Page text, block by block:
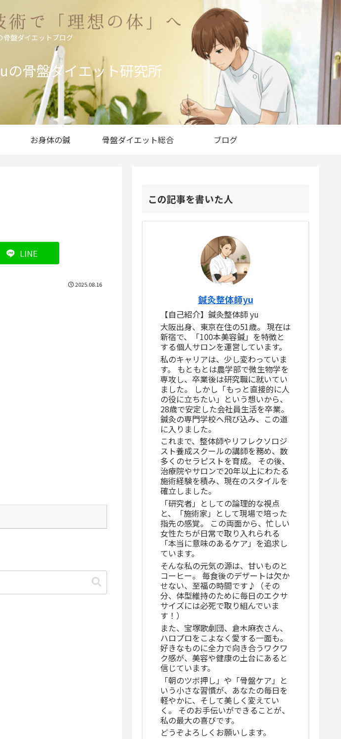
骨盤ダイエットブログ
の骨盤ダイエット研究所
お身体の鍼 骨盤ダイエット総合 ブログ
LINE
2025.08.16
この記事を書いた人
鍼灸整体師yu
【自己紹介】鍼灸整体師 yu
大阪出身、東京在住の51歳。 現在は
新宿で、「100本美容鍼」を特徴と
する個人サロンを運営しています。
私のキャリアは、少し変わっていま
す。 もともとは農学部で微生物学を
専攻し、卒業後は研究職に就いてい
ました。 しかし「もっと直接的に人
の役に立ちたい」という想いから、
28歳で安定した会社員生活を卒業。
鍼灸の専門学校へ飛び込み、この道
に入りました。
これまで、整体師やリフレクソロジ
スト養成スクールの講師を務め、数
多くのセラピストを育成。 その後、
治療院やサロンで20年以上にわたる
施術経験を積み、現在のスタイルを
確立しました。
「研究者」としての論理的な視点
と、「施術家」として現場で培った
指先の感覚。 この両面から、忙しい
女性たちが日常で取り入れられる
「本当に意味のあるケア」を追求し
ています。
そんな私の元気の源は、甘いものと
コーヒー。 毎食後のデザートは欠か
せない、至福の時間です♪（その
分、体型維持のために毎日のエクサ
サイズには必死で取り組んでいま
す！）
また、宝塚歌劇団、倉木麻衣さん、
ハロプロをこよなく愛する一面も。
好きなものに全力で向き合うワクワ
ク感が、美容や健康の土台にあると
信じています。
「朝のツボ押し」や「骨盤ケア」と
いう小さな習慣が、あなたの毎日を
軽やかに、そして美しく変えてい
く。 そのお手伝いができることが、
私の最大の喜びです。
どうぞよろしくお願いします。